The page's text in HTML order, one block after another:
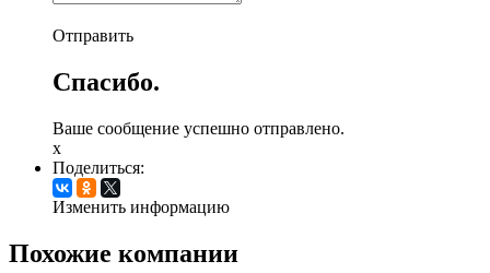
Отправить
Спасибо.
Ваше сообщение успешно отправлено.
x
Поделиться:
Изменить информацию
Похожие компании